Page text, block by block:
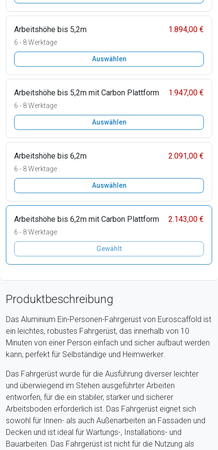
Arbeitshöhe bis 5,2m 1.894,00 €
6 - 8 Werktage
Auswählen
Arbeitshöhe bis 5,2m mit Carbon Plattform 1.947,00 €
6 - 8 Werktage
Auswählen
Arbeitshöhe bis 6,2m 2.091,00 €
6 - 8 Werktage
Auswählen
Arbeitshöhe bis 6,2m mit Carbon Plattform 2.143,00 €
6 - 8 Werktage
Gewählt
Produktbeschreibung
Das Aluminium Ein-Personen-Fahrgerüst von Euroscaffold ist
ein leichtes, robustes Fahrgerüst, das innerhalb von 10
Minuten von einer Person einfach und sicher aufbaut werden
kann, perfekt für Selbständige und Heimwerker.
Das Fahrgerüst wurde für die Ausführung diverser leichter
und überwiegend im Stehen ausgeführter Arbeiten
entworfen, für die ein stabiler, starker und sicherer
Arbeitsboden erforderlich ist. Das Fahrgerüst eignet sich
sowohl für Innen- als auch Außenarbeiten an Fassaden und
Decken und ist ideal für Wartungs-, Installations- und
Bauarbeiten. Das Fahrgerüst ist nicht für die Nutzung als